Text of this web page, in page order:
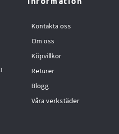
Kontakta oss
Om oss
Köpvillkor
Returer
Blogg
Våra verkstäder